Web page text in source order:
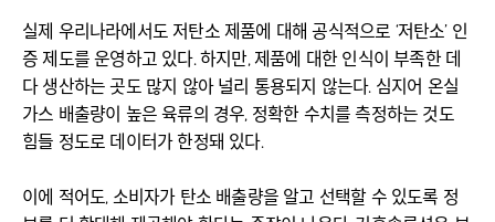
실제 우리나라에서도 저탄소 제품에 대해 공식적으로 ‘저탄소’ 인
증 제도를 운영하고 있다. 하지만, 제품에 대한 인식이 부족한 데
다 생산하는 곳도 많지 않아 널리 통용되지 않는다. 심지어 온실
가스 배출량이 높은 육류의 경우, 정확한 수치를 측정하는 것도
힘들 정도로 데이터가 한정돼 있다.
이에 적어도, 소비자가 탄소 배출량을 알고 선택할 수 있도록 정